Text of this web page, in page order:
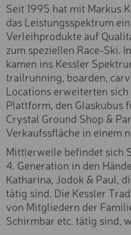
Profi
Experte
Fortgeschritten
Anfänger
Exclusive
Premium
Basic
Sportgeräte
Skischuhe & Boots
Zubehör & Sicherheit
Kurse & Erlebnisse
Seit 1995 hat mit Markus
das Leistungsspektrum
Verleihprodukte auf
zum speziellen Race-Ski.
kamen ins Kessler
trailrunning, boarden,
Locations erweiterten
Plattform, den Glaskubus
Crystal Ground Shop &
Verkaufssfläche in einem
Mittlerweile befindet sich
4. Generation in den
Katharina, Jodok & Paul,
tätig sind. Die Kessler
von Mitgliedern der
Schirmbar etc. tätig sind,